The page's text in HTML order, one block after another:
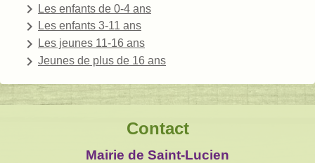
keyboard_arrow_right Les enfants de 0-4 ans
keyboard_arrow_right Les enfants 3-11 ans
keyboard_arrow_right Les jeunes 11-16 ans
keyboard_arrow_right Jeunes de plus de 16 ans
Contact
Mairie de Saint-Lucien